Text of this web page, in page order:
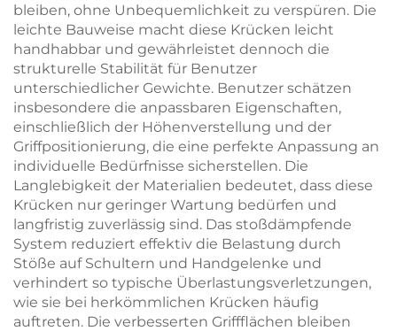
bleiben, ohne Unbequemlichkeit zu verspüren. Die
leichte Bauweise macht diese Krücken leicht
handhabbar und gewährleistet dennoch die
strukturelle Stabilität für Benutzer
unterschiedlicher Gewichte. Benutzer schätzen
insbesondere die anpassbaren Eigenschaften,
einschließlich der Höhenverstellung und der
Griffpositionierung, die eine perfekte Anpassung an
individuelle Bedürfnisse sicherstellen. Die
Langlebigkeit der Materialien bedeutet, dass diese
Krücken nur geringer Wartung bedürfen und
langfristig zuverlässig sind. Das stoßdämpfende
System reduziert effektiv die Belastung durch
Stöße auf Schultern und Handgelenke und
verhindert so typische Überlastungsverletzungen,
wie sie bei herkömmlichen Krücken häufig
auftreten. Die verbesserten Griffflächen bleiben